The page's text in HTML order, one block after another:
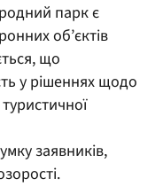
парк є
об’єктів
що
у рішеннях щодо
заявників,